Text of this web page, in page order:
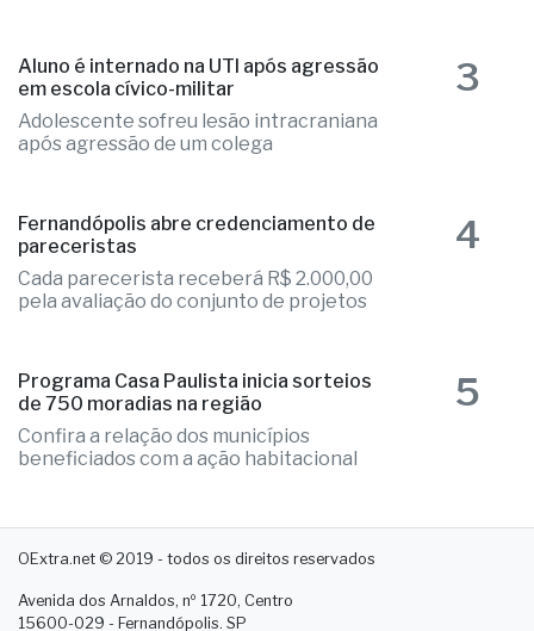
Aluno é internado na UTI após agressão
em escola cívico-militar
Adolescente sofreu lesão intracraniana
após agressão de um colega
3
Fernandópolis abre credenciamento de
pareceristas
Cada parecerista receberá R$ 2.000,00
pela avaliação do conjunto de projetos
4
Programa Casa Paulista inicia sorteios
de 750 moradias na região
Confira a relação dos municípios
beneficiados com a ação habitacional
5
OExtra.net © 2019 - todos os direitos reservados
Avenida dos Arnaldos, nº 1720, Centro
15600-029 - Fernandópolis. SP